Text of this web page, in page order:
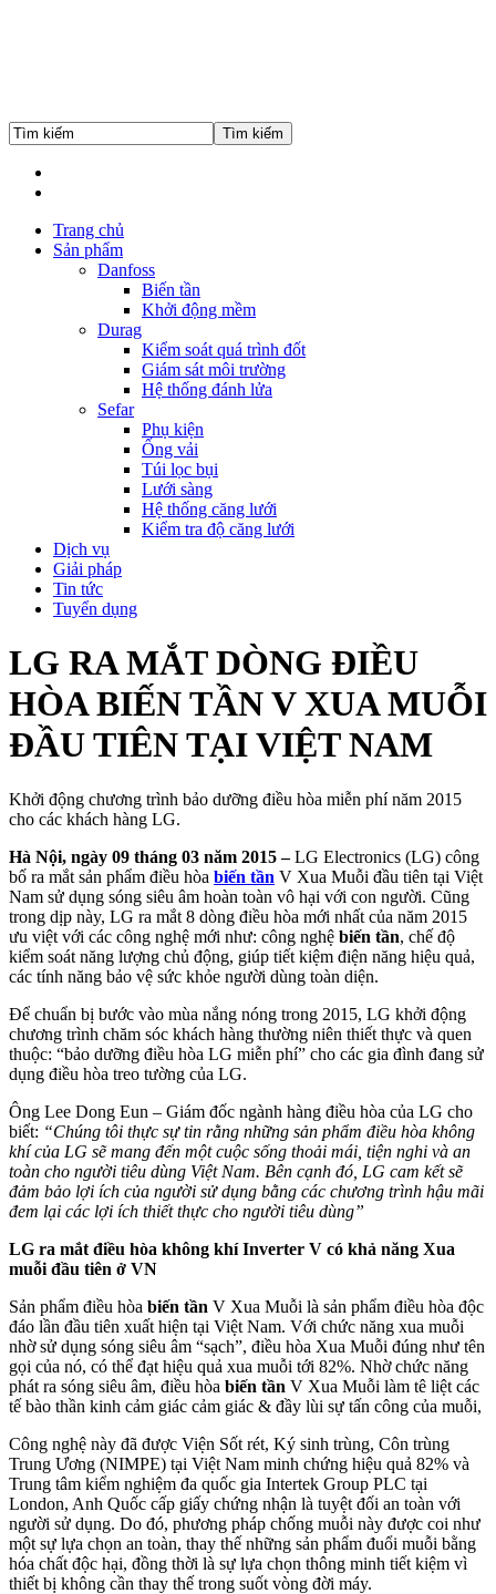
Trang chủ
Sản phẩm
Danfoss
Biến tần
Khởi động mềm
Durag
Kiểm soát quá trình đốt
Giám sát môi trường
Hệ thống đánh lửa
Sefar
Phụ kiện
Ống vải
Túi lọc bụi
Lưới sàng
Hệ thống căng lưới
Kiểm tra độ căng lưới
Dịch vụ
Giải pháp
Tin tức
Tuyển dụng
LG RA MẮT DÒNG ĐIỀU
HÒA BIẾN TẦN V XUA MUỖI
ĐẦU TIÊN TẠI VIỆT NAM
Khởi động chương trình bảo dưỡng điều hòa miễn phí năm 2015
cho các khách hàng LG.
Hà Nội, ngày 09 tháng 03 năm 2015 –LG Electronics (LG) công
bố ra mắt sản phẩm điều hòa biến tần V Xua Muỗi đầu tiên tại Việt
Nam sử dụng sóng siêu âm hoàn toàn vô hại với con người. Cũng
trong dịp này, LG ra mắt 8 dòng điều hòa mới nhất của năm 2015
ưu việt với các công nghệ mới như: công nghệ biến tần, chế độ
kiểm soát năng lượng chủ động, giúp tiết kiệm điện năng hiệu quả,
các tính năng bảo vệ sức khỏe người dùng toàn diện.
Để chuẩn bị bước vào mùa nắng nóng trong 2015, LG khởi động
chương trình chăm sóc khách hàng thường niên thiết thực và quen
thuộc: “bảo dưỡng điều hòa LG miễn phí” cho các gia đình đang sử
dụng điều hòa treo tường của LG.
Ông Lee Dong Eun – Giám đốc ngành hàng điều hòa của LG cho
biết: “Chúng tôi thực sự tin rằng những sản phẩm điều hòa không
khí của LG sẽ mang đến một cuộc sống thoải mái, tiện nghi và an
toàn cho người tiêu dùng Việt Nam. Bên cạnh đó, LG cam kết sẽ
đảm bảo lợi ích của người sử dụng bằng các chương trình hậu mãi
đem lại các lợi ích thiết thực cho người tiêu dùng”
LG ra mắt điều hòa không khí Inverter V có khả năng Xua
muỗi đầu tiên ở VN
Sản phẩm điều hòa biến tần V Xua Muỗi là sản phẩm điều hòa độc
đáo lần đầu tiên xuất hiện tại Việt Nam. Với chức năng xua muỗi
nhờ sử dụng sóng siêu âm “sạch”, điều hòa Xua Muỗi đúng như tên
gọi của nó, có thể đạt hiệu quả xua muỗi tới 82%. Nhờ chức năng
phát ra sóng siêu âm, điều hòa biến tần V Xua Muỗi làm tê liệt các
tế bào thần kinh cảm giác cảm giác & đầy lùi sự tấn công của muỗi,
Công nghệ này đã được Viện Sốt rét, Ký sinh trùng, Côn trùng
Trung Ương (NIMPE) tại Việt Nam minh chứng hiệu quả 82% và
Trung tâm kiểm nghiệm đa quốc gia Intertek Group PLC tại
London, Anh Quốc cấp giấy chứng nhận là tuyệt đối an toàn với
người sử dụng. Do đó, phương pháp chống muỗi này được coi như
một sự lựa chọn an toàn, thay thế những sản phẩm đuổi muỗi bằng
hóa chất độc hại, đồng thời là sự lựa chọn thông minh tiết kiệm vì
thiết bị không cần thay thế trong suốt vòng đời máy.